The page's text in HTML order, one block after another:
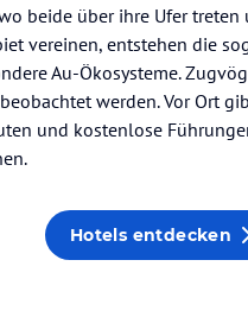
beide über ihre Ufer treten
vereinen, entstehen die
Au-Ökosysteme.
werden. Vor Ort
und kostenlose
Hotels entdecken